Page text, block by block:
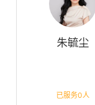
朱毓尘
已服务0人